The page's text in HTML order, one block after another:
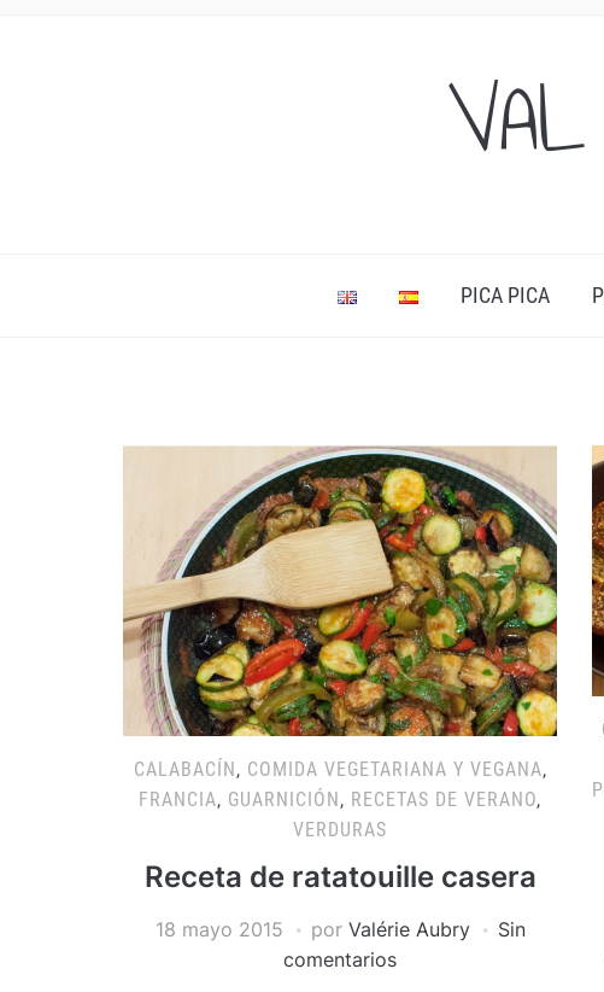
PICA PICA
CALABACÍN, COMIDA VEGETARIANA Y VEGANA,
FRANCIA, GUARNICIÓN, RECETAS DE VERANO,
VERDURAS
Receta de ratatouille casera
18 mayo 2015 por Valérie Aubry
Sin
comentarios